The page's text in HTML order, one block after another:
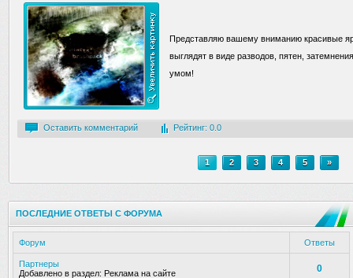
Представляю вашему вниманию красивые
выглядят в виде разводов, пятен,
умом!
Оставить комментарий Рейтинг: 0.0
1 2 3 4 5 »
ПОСЛЕДНИЕ ОТВЕТЫ С ФОРУМА
Форум Ответы
Партнеры
Добавлено в раздел: Реклама на сайте 0